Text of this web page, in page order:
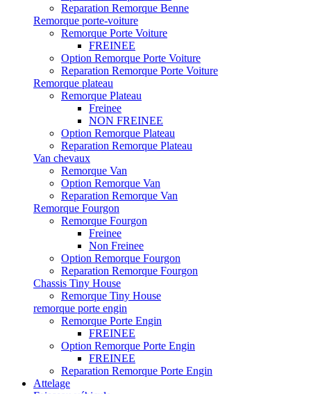
Reparation Remorque Benne
Remorque porte-voiture
Remorque Porte Voiture
FREINEE
Option Remorque Porte Voiture
Reparation Remorque Porte Voiture
Remorque plateau
Remorque Plateau
Freinee
NON FREINEE
Option Remorque Plateau
Reparation Remorque Plateau
Van chevaux
Remorque Van
Option Remorque Van
Reparation Remorque Van
Remorque Fourgon
Remorque Fourgon
Freinee
Non Freinee
Option Remorque Fourgon
Reparation Remorque Fourgon
Chassis Tiny House
Remorque Tiny House
remorque porte engin
Remorque Porte Engin
FREINEE
Option Remorque Porte Engin
FREINEE
Reparation Remorque Porte Engin
Attelage